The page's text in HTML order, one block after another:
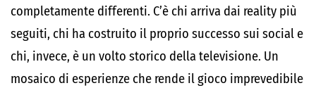
completamente differenti. C’è chi arriva dai reality più
seguiti, chi ha costruito il proprio successo sui social e
chi, invece, è un volto storico della televisione. Un
mosaico di esperienze che rende il gioco imprevedibile